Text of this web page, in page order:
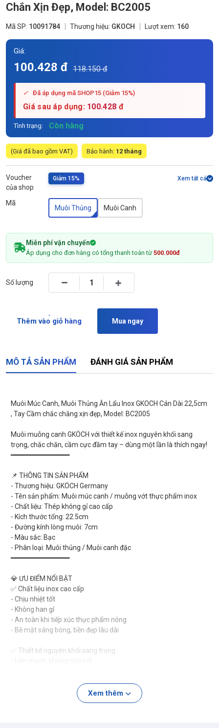
Chắn Xịn Đẹp, Model: BC2005
Mã SP: 10091784 Thương hiệu: GKOCH Lượt xem: 160
Giá:
100.428 đ 118.150 đ
✓ Đã áp dụng mã SHOP15 (Giảm 15%)
Giá sau áp dụng: 100.428 đ
Tình trạng: Còn hàng
(Giá đã bao gồm VAT) Bảo hành: 12 tháng
Voucher
của shop
Giảm 15% Xem tất cả
Mã
Muôi Thủng Muôi Canh
Miễn phí vận chuyển
Áp dụng cho đơn hàng có tổng thanh toán từ 500.000đ
Số lượng
Thêm vào giỏ hàng Mua ngay
MÔ TẢ SẢN PHẨM ĐÁNH GIÁ SẢN PHẨM
Muôi Múc Canh, Muôi Thủng Ăn Lẩu Inox GKOCH Cán Dài 22,5cm
, Tay Cầm chắc chắng xịn đẹp, Model: BC2005
Muôi muỗng canh GKÖCH với thiết kế inox nguyên khối sang
trọng, chắc chắn, cầm cực đầm tay – dùng một lần là thích ngay!
━━━━━━━━━━━━━━━
📌 THÔNG TIN SẢN PHẨM
- Thương hiệu: GKÖCH Germany
- Tên sản phẩm: Muôi múc canh / muỗng vớt thực phẩm inox
- Chất liệu: Thép không gỉ cao cấp
- Kích thước tổng: 22.5cm
- Đường kính lòng muôi: 7cm
- Màu sắc: Bạc
- Phân loại: Muôi thủng / Muôi canh đặc
━━━━━━━━━━━━━━━
💎 ƯU ĐIỂM NỔI BẬT
✅ Chất liệu inox cao cấp
- Chịu nhiệt tốt
- Không han gỉ
- An toàn khi tiếp xúc thực phẩm nóng
- Bề mặt sáng bóng, bền đẹp lâu dài
✅ Thiết kế nguyên khối sang trọng
✅ Kích thước lý tưởng – thao tác tiện lợi
Xem thêm